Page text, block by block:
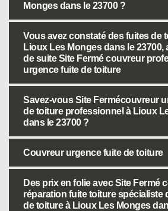
Monges dans le 23700 ?
Vous avez constaté des fuites de
Lioux Les Monges dans le 23700,
de suite Site Fermé couvreur
urgence fuite de toiture
Savez-vous Site Fermécouvreur
de toiture professionnel à Lioux
dans le 23700 ?
Couvreur urgence fuite de toiture
Des prix en folie avec Site Fermé
réparation fuite toiture spécialiste
de toiture à Lioux Les Monges